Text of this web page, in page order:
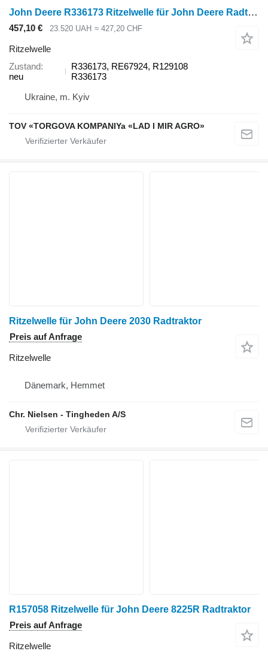
John Deere R336173 Ritzelwelle für John Deere Radtraktor
457,10 € 23.520 UAH ≈ 427,20 CHF
Ritzelwelle
Zustand
neu
R336173, RE67924, R129108
R336173
Ukraine, m. Kyiv
TOV «TORGOVA KOMPANIYa «LAD I MIR AGRO»
Ritzelwelle für John Deere 2030 Radtraktor
Preis auf Anfrage
Ritzelwelle
Dänemark, Hemmet
Chr. Nielsen - Tingheden A/S
R157058 Ritzelwelle für John Deere 8225R Radtraktor
Preis auf Anfrage
Ritzelwelle